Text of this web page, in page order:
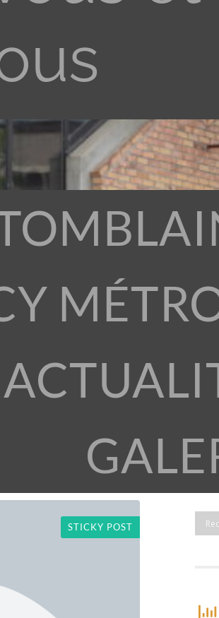
STICKY POST